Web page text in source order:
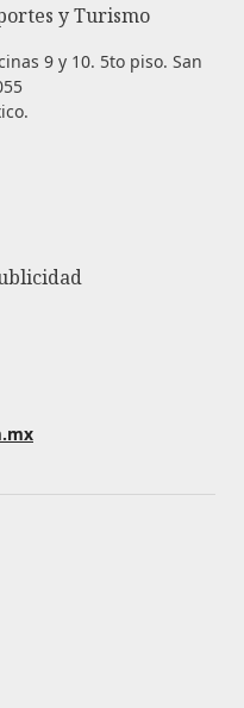
y Turismo
9 y 10. 5to piso. San